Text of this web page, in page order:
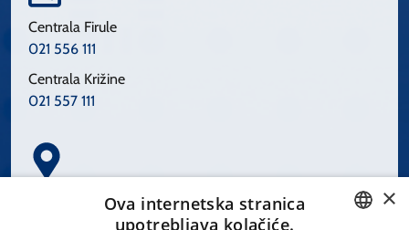
Centrala Firule
021 556 111
Centrala Križine
021 557 111
Spinčićeva 1, 21000 Split
×
Ova internetska stranica
upotrebljava kolačiće.